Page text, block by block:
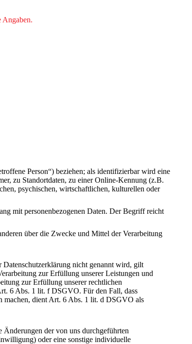
Angaben.
Person“) beziehen; als identifizierbar wird eine
zu Standortdaten, zu einer Online-Kennung (z.B.
psychischen, wirtschaftlichen, kulturellen oder
mit personenbezogenen Daten. Der Begriff reicht
über die Zwecke und Mittel der Verarbeitung
nicht genannt wird, gilt
zur Erfüllung unserer Leistungen und
zur Erfüllung unserer rechtlichen
6 Abs. 1 lit. f DSGVO. Für den Fall, dass
machen, dient Art. 6 Abs. 1 lit. d DSGVO als
Änderungen der von uns durchgeführten
oder eine sonstige individuelle